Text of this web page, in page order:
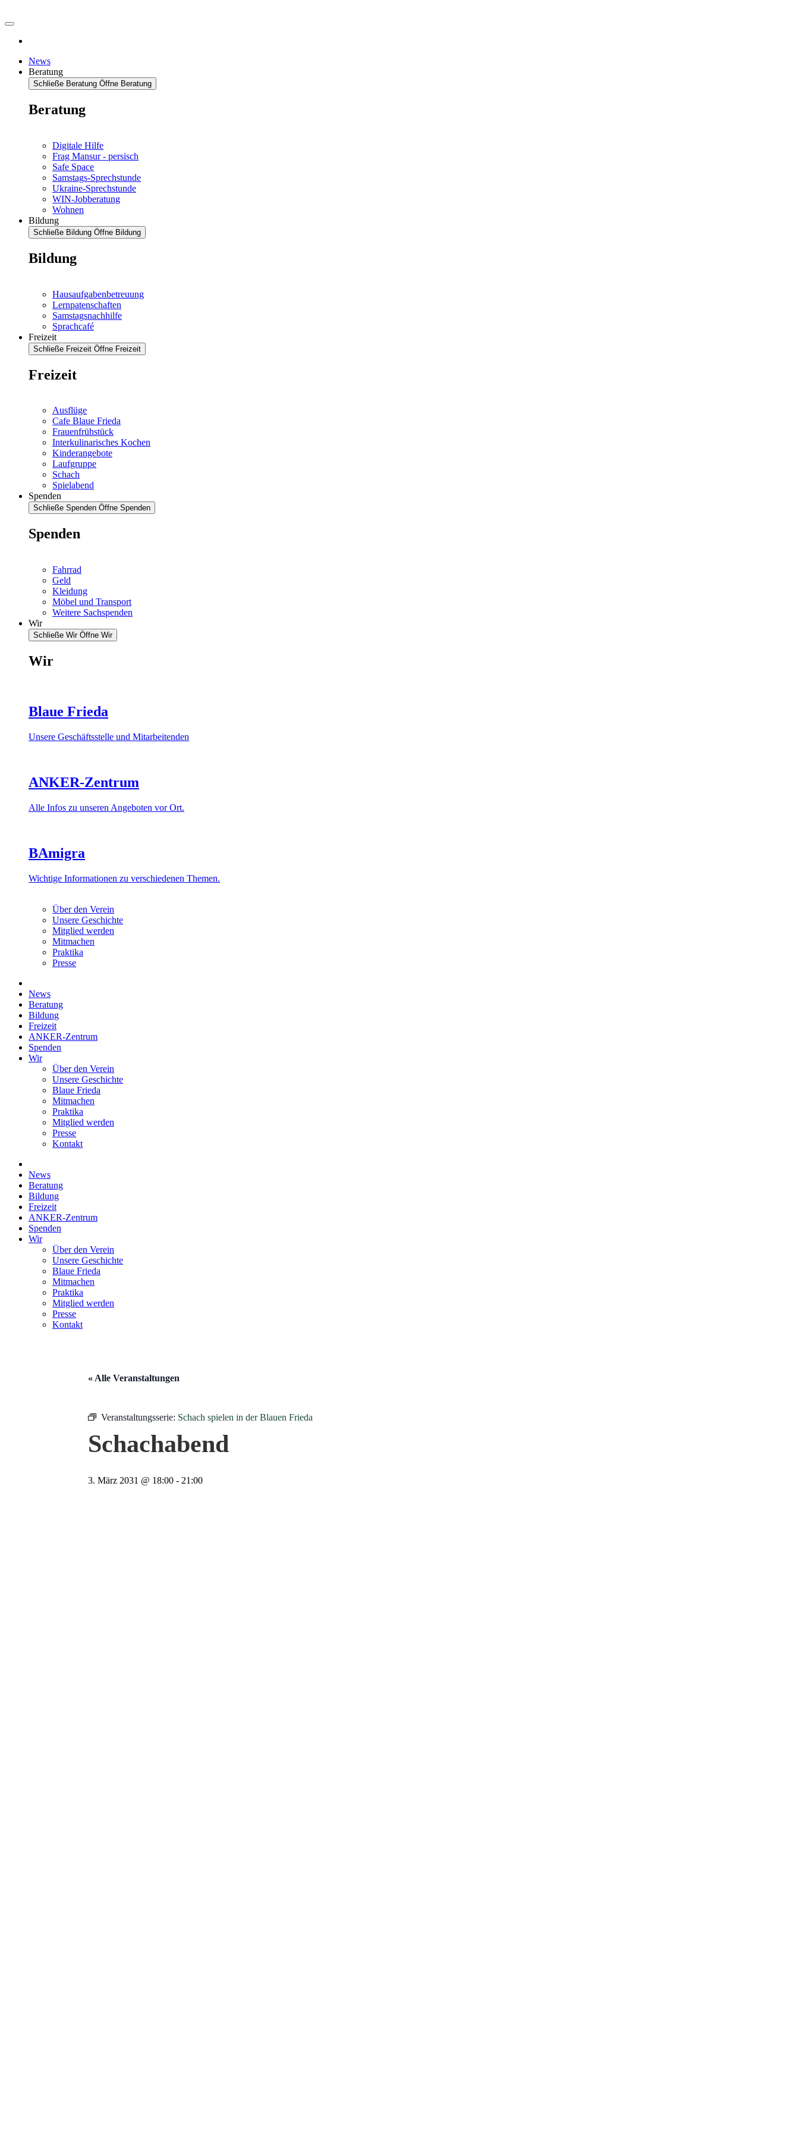
News
Beratung
Schließe Beratung Öffne Beratung
Beratung
Digitale Hilfe
Frag Mansur - persisch
Safe Space
Samstags-Sprechstunde
Ukraine-Sprechstunde
WIN-Jobberatung
Wohnen
Bildung
Schließe Bildung Öffne Bildung
Bildung
Hausaufgabenbetreuung
Lernpatenschaften
Samstagsnachhilfe
Sprachcafé
Freizeit
Schließe Freizeit Öffne Freizeit
Freizeit
Ausflüge
Cafe Blaue Frieda
Frauenfrühstück
Interkulinarisches Kochen
Kinderangebote
Laufgruppe
Schach
Spielabend
Spenden
Schließe Spenden Öffne Spenden
Spenden
Fahrrad
Geld
Kleidung
Möbel und Transport
Weitere Sachspenden
Wir
Schließe Wir Öffne Wir
Wir
Blaue Frieda
Unsere Geschäftsstelle und Mitarbeitenden
ANKER-Zentrum
Alle Infos zu unseren Angeboten vor Ort.
BAmigra
Wichtige Informationen zu verschiedenen Themen.
Über den Verein
Unsere Geschichte
Mitglied werden
Mitmachen
Praktika
Presse
News
Beratung
Bildung
Freizeit
ANKER-Zentrum
Spenden
Wir
Über den Verein
Unsere Geschichte
Blaue Frieda
Mitmachen
Praktika
Mitglied werden
Presse
Kontakt
News
Beratung
Bildung
Freizeit
ANKER-Zentrum
Spenden
Wir
Über den Verein
Unsere Geschichte
Blaue Frieda
Mitmachen
Praktika
Mitglied werden
Presse
Kontakt
« Alle Veranstaltungen
Veranstaltungsserie: Schach spielen in der Blauen Frieda
Schachabend
3. März 2031 @ 18:00 - 21:00